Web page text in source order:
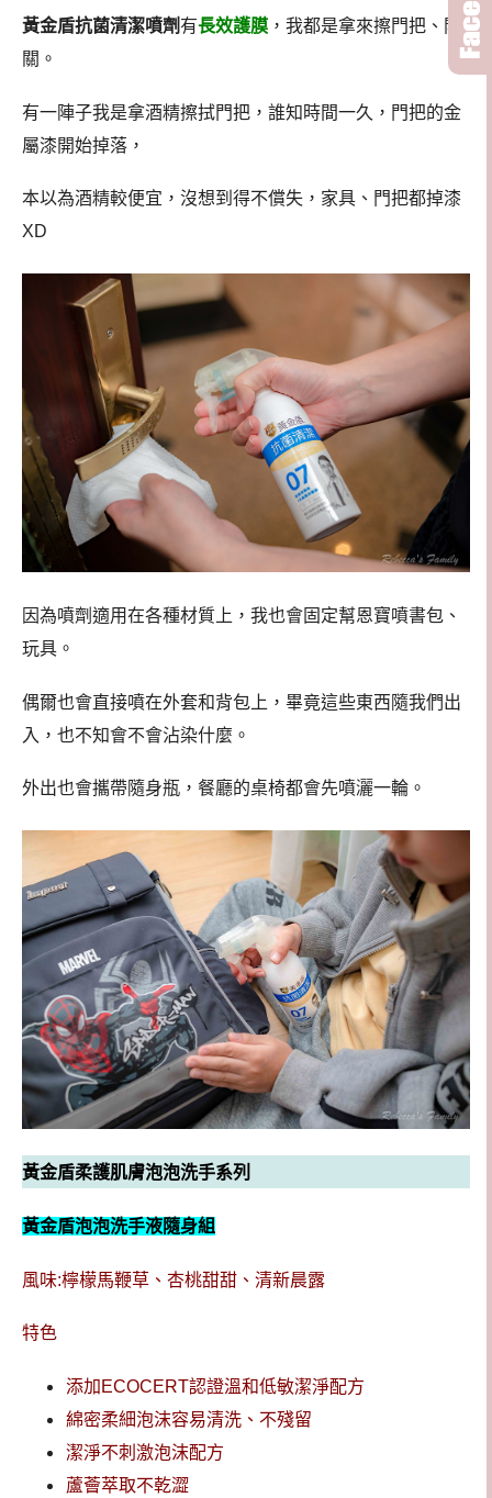
黃金盾抗菌清潔噴劑 有長效護膜 ，我都是拿來擦門把、開
關。
有一陣子我是拿酒精擦拭門把，誰知時間一久，門把的金
屬漆開始掉落，
本以為酒精較便宜，沒想到得不償失，家具、門把都掉漆
XD
因為噴劑適用在各種材質上，我也會固定幫恩寶噴書包、
玩具。
偶爾也會直接噴在外套和背包上，畢竟這些東西隨我們出
入，也不知會不會沾染什麼。
外出也會攜帶隨身瓶，餐廳的桌椅都會先噴灑一輪。
黃金盾柔護肌膚泡泡洗手系列
黃金盾泡泡洗手液隨身組
風味:檸檬馬鞭草、杏桃甜甜、清新晨露
特色
添加ECOCERT認證溫和低敏潔淨配方
綿密柔細泡沫容易清洗、不殘留
潔淨不刺激泡沫配方
蘆薈萃取不乾澀